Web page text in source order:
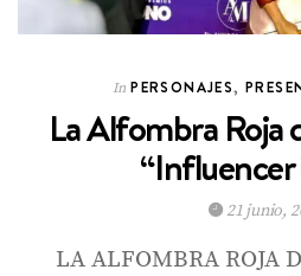
In PERSONAJES,
La Alfombra Roja
“Influencer
21 junio,
LA ALFOMBRA ROJA